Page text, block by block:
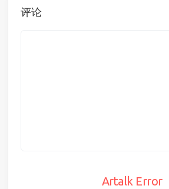
评论
Artalk Error